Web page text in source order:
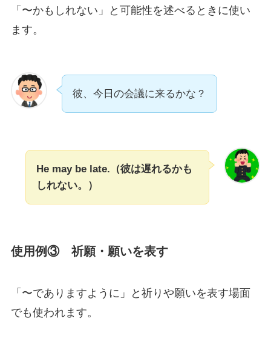
「〜かもしれない」と可能性を述べるときに使い
ます。
彼、今日の会議に来るかな？
He may be late.（彼は遅れるかも
しれない。）
使用例③ 祈願・願いを表す
「〜でありますように」と祈りや願いを表す場面
でも使われます。